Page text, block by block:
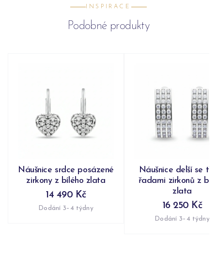
INSPIRACE
Podobné produkty
Náušnice srdce posázené
zirkony z bílého zlata
14 490 Kč
Dodání 3–4 týdny
Náušnice delší se
řadami zirkonů z
zlata
16 250 Kč
Dodání 3–4 týdny